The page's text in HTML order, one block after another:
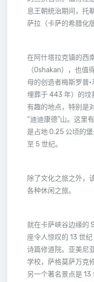
息王朝统治期间，托
萨拉（卡萨的希腊化
在阿什塔拉克镇的西
（Oshakan），也
母的创造者梅斯罗普
埋葬于 443 年）的坟
有趣的地点，特别是
“迪迪康德”山。这里
是占地 0.25 公顷的
至 5 世纪。
除了文化之旅之外，
各种休闲之旅。
就在卡萨峡谷边缘的
座令人惊叹的 13 世
诗篇修道院。亚美尼
学校，萨格莫萨万克
另一个著名景点是 13